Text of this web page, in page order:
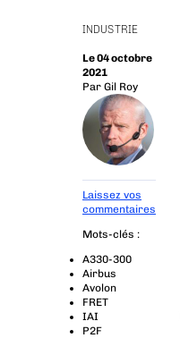
INDUSTRIE
Le 04 octobre
2021
Par Gil Roy
Laissez vos
commentaires
Mots-clés :
A330-300
Airbus
Avolon
FRET
IAI
P2F